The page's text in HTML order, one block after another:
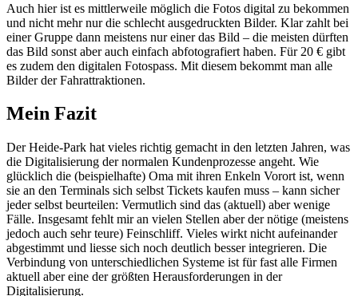
Auch hier ist es mittlerweile möglich die Fotos digital zu bekommen
und nicht mehr nur die schlecht ausgedruckten Bilder. Klar zahlt bei
einer Gruppe dann meistens nur einer das Bild – die meisten dürften
das Bild sonst aber auch einfach abfotografiert haben. Für 20 € gibt
es zudem den digitalen Fotospass. Mit diesem bekommt man alle
Bilder der Fahrattraktionen.
Mein Fazit
Der Heide-Park hat vieles richtig gemacht in den letzten Jahren, was
die Digitalisierung der normalen Kundenprozesse angeht. Wie
glücklich die (beispielhafte) Oma mit ihren Enkeln Vorort ist, wenn
sie an den Terminals sich selbst Tickets kaufen muss – kann sicher
jeder selbst beurteilen: Vermutlich sind das (aktuell) aber wenige
Fälle. Insgesamt fehlt mir an vielen Stellen aber der nötige (meistens
jedoch auch sehr teure) Feinschliff. Vieles wirkt nicht aufeinander
abgestimmt und liesse sich noch deutlich besser integrieren. Die
Verbindung von unterschiedlichen Systeme ist für fast alle Firmen
aktuell aber eine der größten Herausforderungen in der
Digitalisierung.